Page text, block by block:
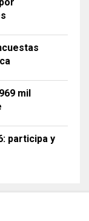
mil
participa y